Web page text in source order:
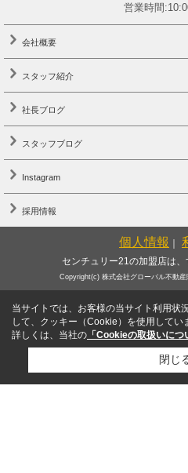
営業時間
会社概要
スタッフ紹介
社長ブログ
スタッフブログ
Instagram
採用情報
個人情報 ｜
センチュリー21の加盟店は、
Copyright(c) 株式会社グローバル不動
当サイトでは、お客様の当サイト利用状
して、クッキー（Cookie）を使用してい
詳しくは、当社の 「Cookieの取扱いにつ
閉じ